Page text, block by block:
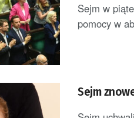
Sejm w
pomocy w
Sejm